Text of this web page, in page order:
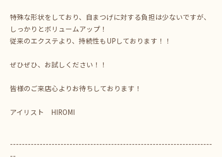
特殊な形状をしており、自まつげに対する負担は少ないですが、
しっかりとボリュームアップ！
従来のエクステより、持続性もUPしております！！
ぜひぜひ、お試しください！！
皆様のご来店心よりお待ちしております！
アイリスト HIROMI
--------------------------------------------------------------------